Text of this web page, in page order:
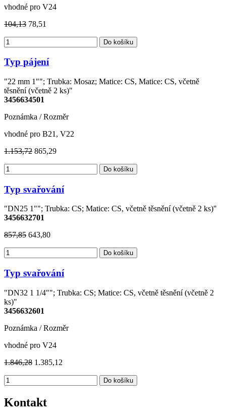
vhodné pro V24
104,13 78,51
Do košíku
Typ pájení
"22 mm 1""; Trubka: Mosaz; Matice: CS, Matice: CS, včetně
těsnění (včetně 2 ks)"
3456634501
Poznámka / Rozměr
vhodné pro B21, V22
1.153,72 865,29
Do košíku
Typ svařování
"DN25 1""; Trubka: CS; Matice: CS, včetně těsnění (včetně 2 ks)"
3456632701
857,85 643,80
Do košíku
Typ svařování
"DN32 1 1/4""; Trubka: CS; Matice: CS, včetně těsnění (včetně 2
ks)"
3456632601
Poznámka / Rozměr
vhodné pro V24
1.846,28 1.385,12
Do košíku
Kontakt